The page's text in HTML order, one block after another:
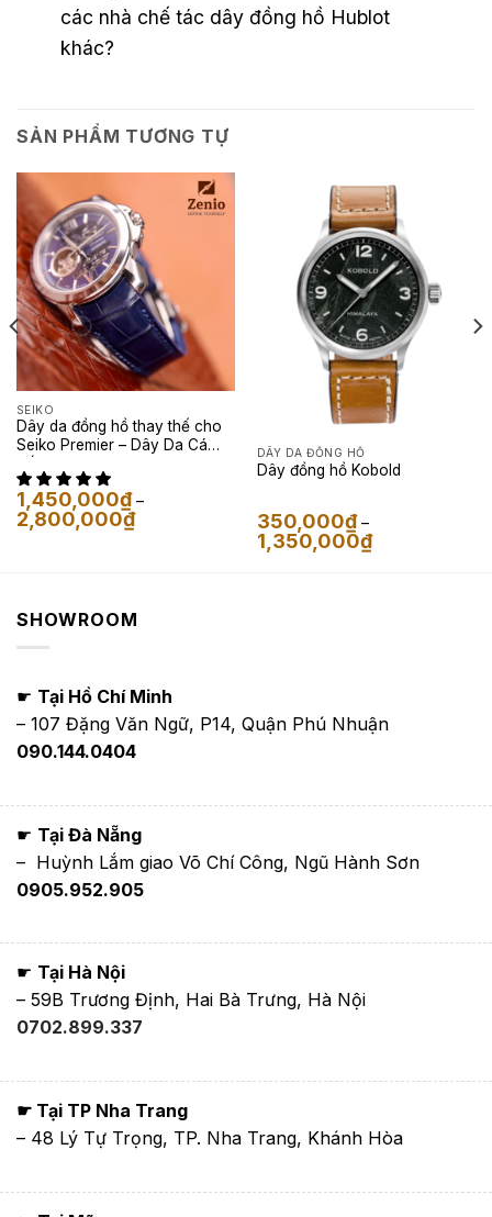
các nhà chế tác dây đồng hồ Hublot
khác?
SẢN PHẨM TƯƠNG TỰ
SEIKO
Dây da đồng hồ thay thế cho
Seiko Premier – Dây Da Cá
1,450,000₫ –
2,800,000₫Khoảng
giá:
DÂY DA ĐỒNG HỒ
Dây đồng hồ Kobold
350,000₫ –
1,350,000₫Khoảng
giá:
SHOWROOM
☛ Tại Hồ Chí Minh
– 107 Đặng Văn Ngữ, P14, Quận Phú Nhuận
090.144.0404
☛ Tại Đà Nẵng
– Huỳnh Lắm giao Võ Chí Công, Ngũ Hành Sơn
0905.952.905
☛ Tại Hà Nội
– 59B Trương Định, Hai Bà Trưng, Hà Nội
0702.899.337
☛ Tại TP Nha Trang
– 48 Lý Tự Trọng, TP. Nha Trang, Khánh Hòa